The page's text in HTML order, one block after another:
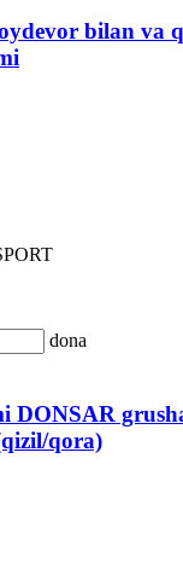
bilan va
dona
DONSAR
qora)